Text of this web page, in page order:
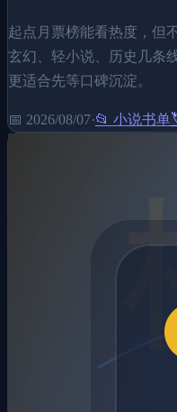
起点月票榜能看热度，但
玄幻、轻小说、历史几条
更适合先等口碑沉淀。
📅 2026/08/07·📂 小说书单